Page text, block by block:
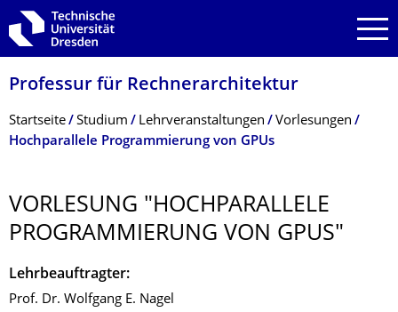
Zur Hauptnavigation springen
Zur Suche springen
Zum Inhalt springen
Professur für Rechnerarchitektur
Breadcrumb-Menü
Startseite Studium Lehrveranstaltungen
Vorlesungen
Hochparallele Programmierung von GPUs
VORLESUNG "HOCHPARALLELE
PROGRAMMIERUNG VON GPUS"
Lehrbeauftragter:
Prof. Dr. Wolfgang E. Nagel